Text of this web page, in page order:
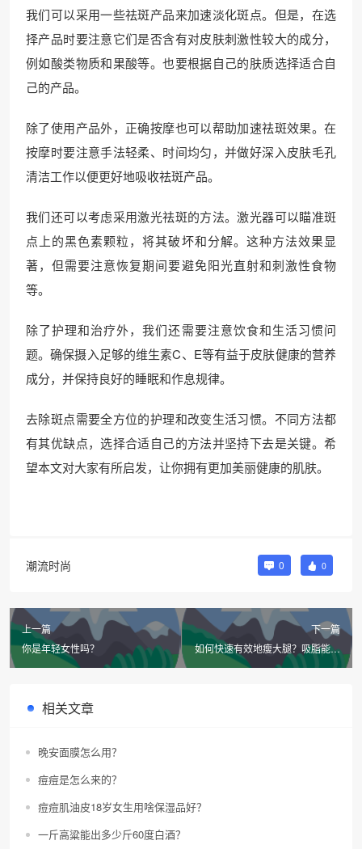
我们可以采用一些祛斑产品来加速淡化斑点。但是，在选
择产品时要注意它们是否含有对皮肤刺激性较大的成分，
例如酸类物质和果酸等。也要根据自己的肤质选择适合自
己的产品。
除了使用产品外，正确按摩也可以帮助加速祛斑效果。在
按摩时要注意手法轻柔、时间均匀，并做好深入皮肤毛孔
清洁工作以便更好地吸收祛斑产品。
我们还可以考虑采用激光祛斑的方法。激光器可以瞄准斑
点上的黑色素颗粒，将其破坏和分解。这种方法效果显
著，但需要注意恢复期间要避免阳光直射和刺激性食物
等。
除了护理和治疗外，我们还需要注意饮食和生活习惯问
题。确保摄入足够的维生素C、E等有益于皮肤健康的营养
成分，并保持良好的睡眠和作息规律。
去除斑点需要全方位的护理和改变生活习惯。不同方法都
有其优缺点，选择合适自己的方法并坚持下去是关键。希
望本文对大家有所启发，让你拥有更加美丽健康的肌肤。
潮流时尚 0 0
上一篇
你是年轻女性吗？
下一篇
如何快速有效地瘦大腿？吸脂能让
粗腿变长腿吗？
相关文章
晚安面膜怎么用？
痘痘是怎么来的？
痘痘肌油皮18岁女生用啥保湿品好？
一斤高粱能出多少斤60度白酒？